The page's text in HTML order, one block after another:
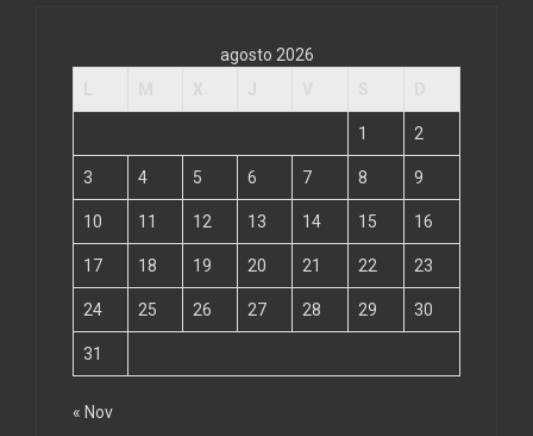
agosto 2026
1 2
3 4 5 6 7 8 9
10 11 12 13 14 15 16
17 18 19 20 21 22 23
24 25 26 27 28 29 30
31
« Nov